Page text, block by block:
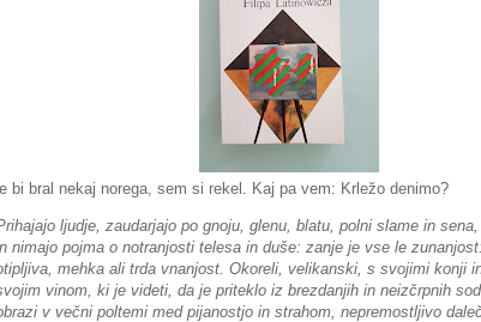
bi bral nekaj norega, sem si rekel. Kaj pa vem: Krležo denimo?
ljudje, zaudarjajo po gnoju, glenu, blatu, polni slame in
nimajo pojma o notranjosti telesa in duše: zanje je vse le
mehka ali trda vnanjost. Okoreli, velikanski, s svojimi konji
vinom, ki je videti, da je priteklo iz brezdanjih in neizčrpnih
v večni poltemi med pijanostjo in strahom, nepremostljivo